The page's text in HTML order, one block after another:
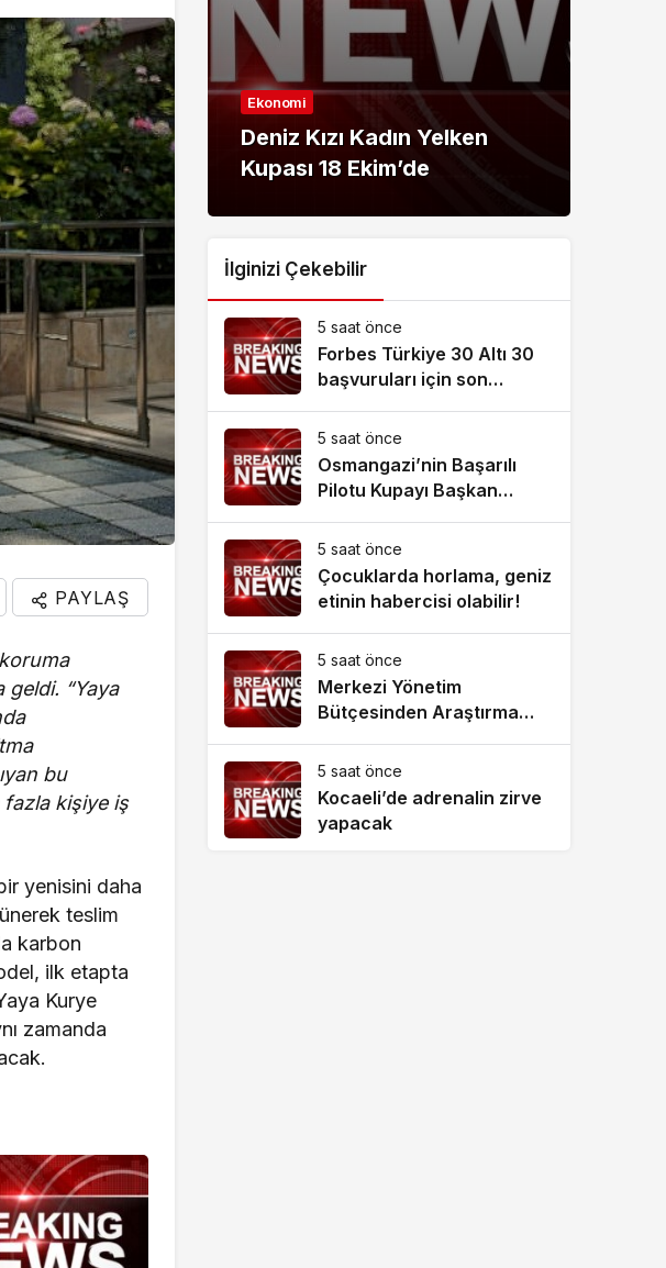
PAYLAŞ
“Yaya
bu
kişiye iş
yenisini daha
teslim
karbon
ilk etapta
Kurye
zamanda
Aras’ın çok
yeni
Luxury
Ekonomi
Deniz Kızı Kadın Yelken
Kupası 18 Ekim’de
İlginizi Çekebilir
5 saat önce
Forbes Türkiye 30 Altı 30
başvuruları için son
5 saat önce
Osmangazi’nin Başarılı
Pilotu Kupayı Başkan
5 saat önce
Çocuklarda horlama, geniz
etinin habercisi olabilir!
5 saat önce
Merkezi Yönetim
Bütçesinden Araştırma
Ayrılan Ödenek ve
Harcamalar, 2026
5 saat önce
Kocaeli’de adrenalin zirve
yapacak